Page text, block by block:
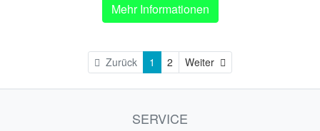
Mehr Informationen
Zurück 1 2 Weiter
SERVICE